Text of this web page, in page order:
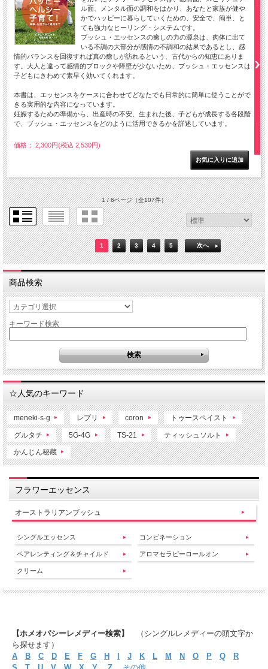
ル面、メンタル面の調和をはかり、あなたと家族が健や
かでハッピーに暮らしていくための、安全で、簡単、と
ても強力なヒーリング・システムです。
ブッシュ・エッセンスの癒しの力の源泉は、肉体に出て
いる不調の大部分が感情の不調和の結果であるとし、感
情的バランスを回復すれば真の癒しが訪れるという、古代からの知恵にありま
す。大人と違って感情的ブロックや障壁が少ないため、ブッシュ・エッセンスは
子どもにきわめて素早く効いてくれます。
本書は、エッセンスをケースに合わせてどなたでも日常的に簡単に使うことがで
きる実用的な内容になっています。
妊娠するための準備から、出産時の不安、生まれた後、子どもが成長する各段階
で、ブッシュ・エッセンスをどのように活用できるかを詳述しています。
価格： 2,300円(税込 2,530円)
1 / 6ページ（全107件）
1 2 3 4 5 次へ
商品検索
キーワード検索
☆人気のキーワード
meneki-s-g レプリ coron トゥースペイスト
グルタチ 5G-4G TS-21 ティッシュソルト
かんじん秘蔵
フラワーエッセンス
オーストラリアンブッシュ
シングルエッセンス
ペアレンティング＆チャイルド
クリーム
コンビネーション
アロマセラピーロールオン
【ホメオパシーレメディー検索】
（シングルレメディーの頭文字か
ら探せます）
A
B C D E F G H J K L M N O P Q
R